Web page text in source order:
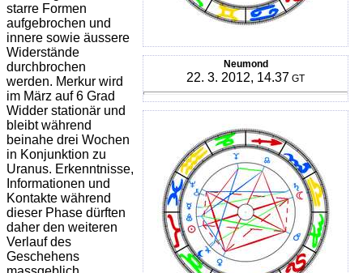
Neumond
22. 3. 2012, 14.37 GT
starre Formen
aufgebrochen und
innere sowie äussere
Widerstände
durchbrochen
werden. Merkur wird
im März auf 6 Grad
Widder stationär und
bleibt während
beinahe drei Wochen
in Konjunktion zu
Uranus. Erkenntnisse,
Informationen und
Kontakte während
dieser Phase dürften
daher den weiteren
Verlauf des
Geschehens